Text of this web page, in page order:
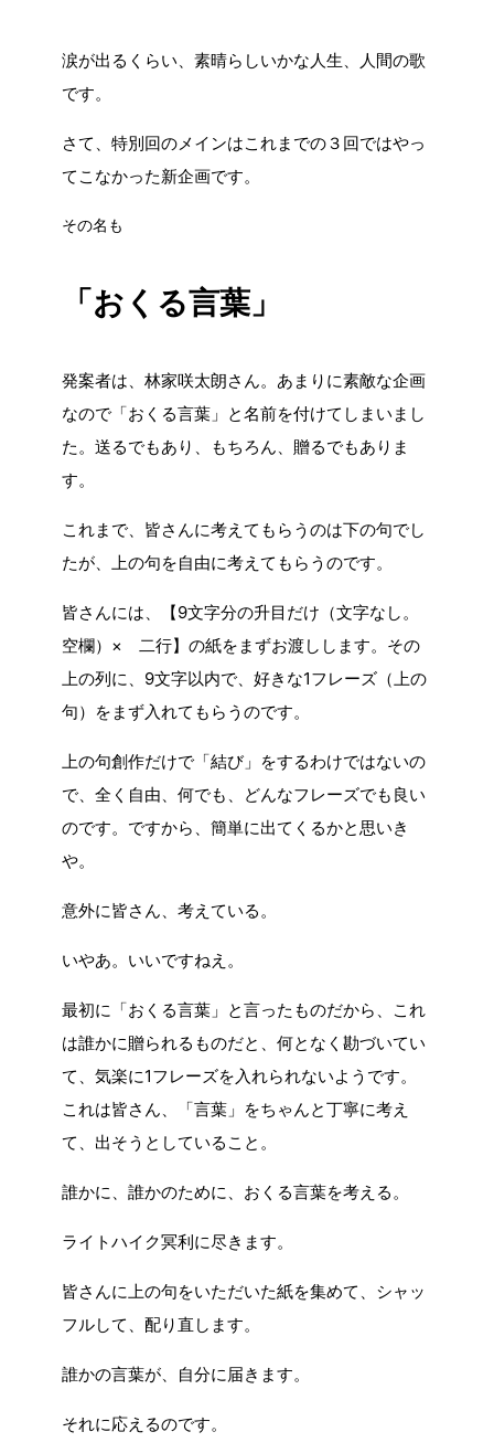
涙が出るくらい、素晴らしいかな人生、人間の歌
です。
さて、特別回のメインはこれまでの３回ではやっ
てこなかった新企画です。
その名も
「おくる言葉」
発案者は、林家咲太朗さん。あまりに素敵な企画
なので「おくる言葉」と名前を付けてしまいまし
た。送るでもあり、もちろん、贈るでもありま
す。
これまで、皆さんに考えてもらうのは下の句でし
たが、上の句を自由に考えてもらうのです。
皆さんには、【9文字分の升目だけ（文字なし。
空欄）× 二行】の紙をまずお渡しします。その
上の列に、9文字以内で、好きな1フレーズ（上の
句）をまず入れてもらうのです。
上の句創作だけで「結び」をするわけではないの
で、全く自由、何でも、どんなフレーズでも良い
のです。ですから、簡単に出てくるかと思いき
や。
意外に皆さん、考えている。
いやあ。いいですねえ。
最初に「おくる言葉」と言ったものだから、これ
は誰かに贈られるものだと、何となく勘づいてい
て、気楽に1フレーズを入れられないようです。
これは皆さん、「言葉」をちゃんと丁寧に考え
て、出そうとしていること。
誰かに、誰かのために、おくる言葉を考える。
ライトハイク冥利に尽きます。
皆さんに上の句をいただいた紙を集めて、シャッ
フルして、配り直します。
誰かの言葉が、自分に届きます。
それに応えるのです。